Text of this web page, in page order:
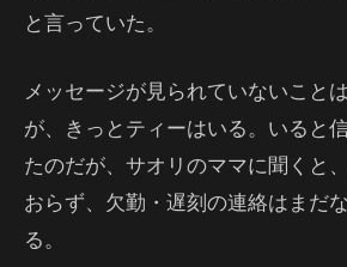
と言っていた。
メッセージが見られていないこと
が、きっとティーはいる。いると
たのだが、サオリのママに聞くと
おらず、欠勤・遅刻の連絡はまだ
る。